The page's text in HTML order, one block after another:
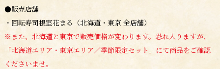
●販売店舗
・回転寿司根室花まる（北海道・東京 全店舗）
※また、北海道と東京で販売価格が変わります。恐れ入りますが、
「北海道エリア・東京エリア／季節限定セット」にて商品をご確認
くださいませ。